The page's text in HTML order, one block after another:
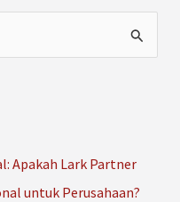
Apakah Lark Partner
untuk Perusahaan?